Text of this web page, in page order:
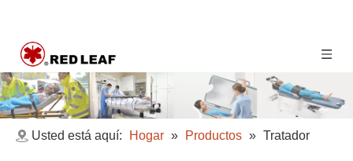
Usted está aquí: Hogar » Productos » Tratador